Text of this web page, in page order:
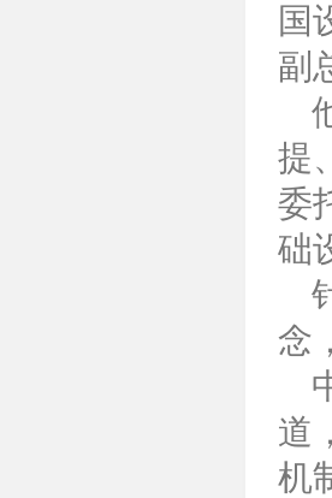
国
副
提
委
础
念
道
机